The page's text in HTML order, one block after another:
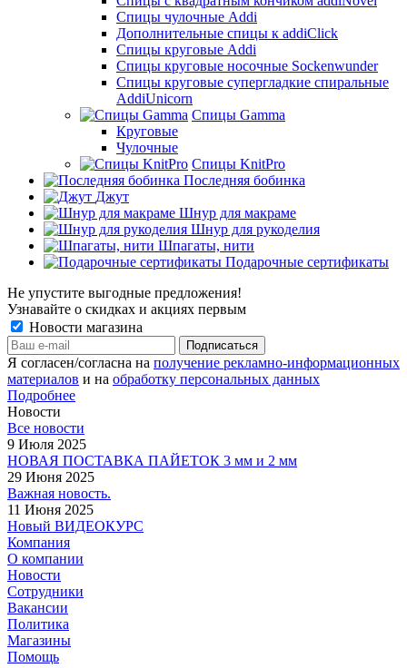
Спицы чулочные Addi
Дополнительные спицы к addiClick
Спицы круговые Addi
Спицы круговые носочные Sockenwunder
Спицы круговые супергладкие спиральные
AddiUnicorn
Спицы Gamma
Круговые
Чулочные
Спицы KnitPro
Последняя бобинка
Джут
Шнур для макраме
Шнур для рукоделия
Шпагаты, нити
Подарочные сертификаты
Не упустите выгодные предложения!
Узнавайте о скидках и акциях первым
Новости магазина
Я согласен/согласна на получение рекламно-информационных
материалов и на обработку персональных данных
Подробнее
Новости
Все новости
9 Июля 2025
НОВАЯ ПОСТАВКА ПАЙЕТОК 3 мм и 2 мм
29 Июня 2025
Важная новость.
11 Июня 2025
Новый ВИДЕОКУРС
Компания
О компании
Новости
Сотрудники
Вакансии
Политика
Магазины
Помощь